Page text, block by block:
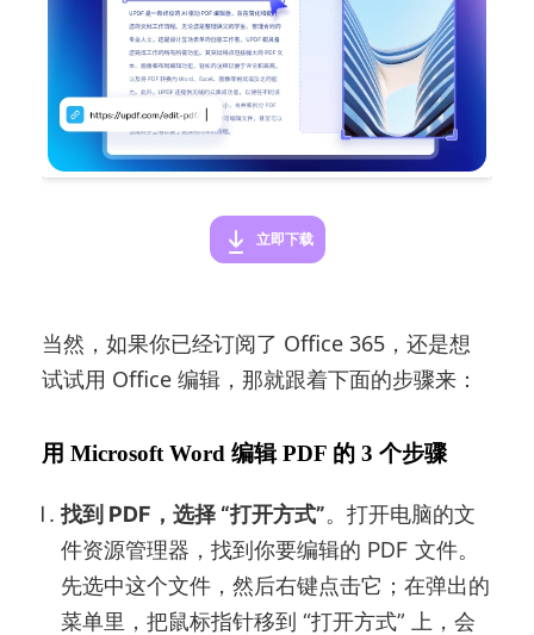
立即下载
当然，如果你已经订阅了 Office 365，还是想
试试用 Office 编辑，那就跟着下面的步骤来：
用 Microsoft Word 编辑 PDF 的 3 个步骤
找到 PDF，选择 “打开方式”。打开电脑的文
件资源管理器，找到你要编辑的 PDF 文件。
先选中这个文件，然后右键点击它；在弹出的
菜单里，把鼠标指针移到 “打开方式” 上，会